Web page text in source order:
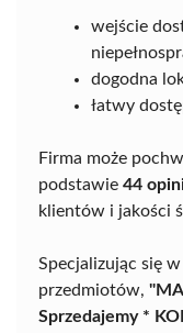
wejście
dogodna
łatwy
Firma może
podstawie 44
klientów i jakości
Specjalizując się
przedmiotów,
Sprzedajemy *